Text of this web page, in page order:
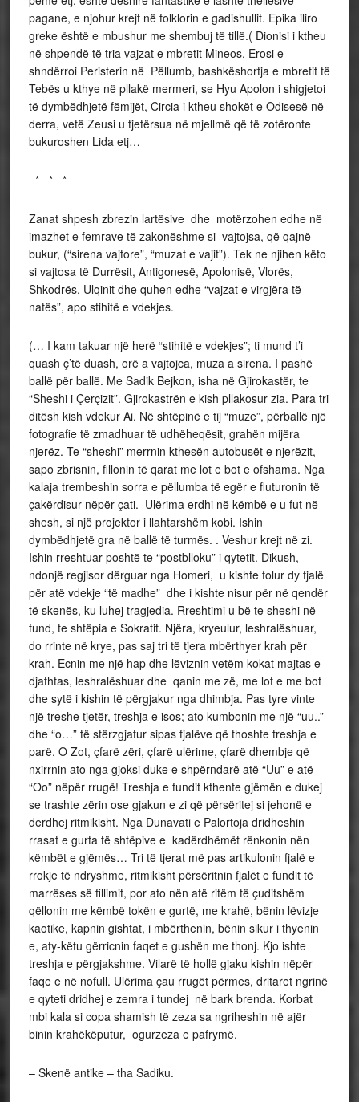
pagane, e njohur krejt në folklorin e gadishullit. Epika iliro
greke është e mbushur me shembuj të tillë.( Dionisi i ktheu
në shpendë të tria vajzat e mbretit Mineos, Erosi e
shndërroi Peristerin në Pëllumb, bashkëshortja e mbretit të
Tebës u kthye në pllakë mermeri, se Hyu Apolon i shigjetoi
të dymbëdhjetë fëmijët, Circia i ktheu shokët e Odisesë në
derra, vetë Zeusi u tjetërsua në mjellmë që të zotëronte
bukuroshen Lida etj…
* * *
Zanat shpesh zbrezin lartësive dhe motërzohen edhe në
imazhet e femrave të zakonëshme si vajtojsa, që qajnë
bukur, (“sirena vajtore”, “muzat e vajit”). Tek ne njihen këto
si vajtosa të Durrësit, Antigonesë, Apolonisë, Vlorës,
Shkodrës, Ulqinit dhe quhen edhe “vajzat e virgjëra të
natës”, apo stihitë e vdekjes.
(… I kam takuar një herë “stihitë e vdekjes”; ti mund t’i
quash ç’të duash, orë a vajtojca, muza a sirena. I pashë
ballë për ballë. Me Sadik Bejkon, isha në Gjirokastër, te
“Sheshi i Çerçizit”. Gjirokastrën e kish pllakosur zia. Para tri
ditësh kish vdekur Ai. Në shtëpinë e tij “muze”, përballë një
fotografie të zmadhuar të udhëheqësit, grahën mijëra
njerëz. Te “sheshi” merrnin kthesën autobusët e njerëzit,
sapo zbrisnin, fillonin të qarat me lot e bot e ofshama. Nga
kalaja trembeshin sorra e pëllumba të egër e fluturonin të
çakërdisur nëpër çati. Ulërima erdhi në këmbë e u fut në
shesh, si një projektor i llahtarshëm kobi. Ishin
dymbëdhjetë gra në ballë të turmës. . Veshur krejt në zi.
Ishin rreshtuar poshtë te “postblloku” i qytetit. Dikush,
ndonjë regjisor dërguar nga Homeri, u kishte folur dy fjalë
për atë vdekje “të madhe” dhe i kishte nisur për në qendër
të skenës, ku luhej tragjedia. Rreshtimi u bë te sheshi në
fund, te shtëpia e Sokratit. Njëra, kryeulur, leshralëshuar,
do rrinte në krye, pas saj tri të tjera mbërthyer krah për
krah. Ecnin me një hap dhe lëviznin vetëm kokat majtas e
djathtas, leshralëshuar dhe qanin me zë, me lot e me bot
dhe sytë i kishin të përgjakur nga dhimbja. Pas tyre vinte
një treshe tjetër, treshja e isos; ato kumbonin me një “uu..”
dhe “o…” të stërzgjatur sipas fjalëve që thoshte treshja e
parë. O Zot, çfarë zëri, çfarë ulërime, çfarë dhembje që
nxirrnin ato nga gjoksi duke e shpërndarë atë “Uu” e atë
“Oo” nëpër rrugë! Treshja e fundit kthente gjëmën e dukej
se trashte zërin ose gjakun e zi që përsëritej si jehonë e
derdhej ritmikisht. Nga Dunavati e Palortoja dridheshin
rrasat e gurta të shtëpive e kadërdhëmët rënkonin nën
këmbët e gjëmës… Tri të tjerat më pas artikulonin fjalë e
rrokje të ndryshme, ritmikisht përsëritnin fjalët e fundit të
marrëses së fillimit, por ato nën atë ritëm të çuditshëm
qëllonin me këmbë tokën e gurtë, me krahë, bënin lëvizje
kaotike, kapnin gishtat, i mbërthenin, bënin sikur i thyenin
e, aty-këtu gërricnin faqet e gushën me thonj. Kjo ishte
treshja e përgjakshme. Vilarë të hollë gjaku kishin nëpër
faqe e në nofull. Ulërima çau rrugët përmes, dritaret ngrinë
e qyteti dridhej e zemra i tundej në bark brenda. Korbat
mbi kala si copa shamish të zeza sa ngriheshin në ajër
binin krahëkëputur, ogurzeza e pafrymë.
– Skenë antike – tha Sadiku.